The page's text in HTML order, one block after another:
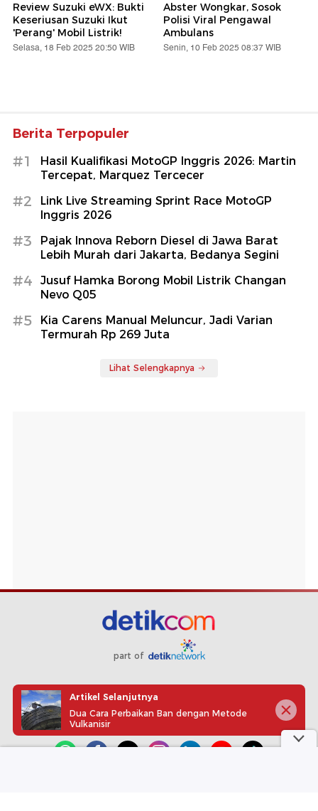
Review Suzuki eWX: Bukti
Keseriusan Suzuki Ikut
'Perang' Mobil Listrik!
Selasa, 18 Feb 2025 20:50 WIB
Abster Wongkar, Sosok
Polisi Viral Pengawal
Ambulans
Senin, 10 Feb 2025 08:37 WIB
Berita Terpopuler
#1
Hasil Kualifikasi MotoGP Inggris 2026: Martin
Tercepat, Marquez Tercecer
#2
Link Live Streaming Sprint Race MotoGP
Inggris 2026
#3
Pajak Innova Reborn Diesel di Jawa Barat
Lebih Murah dari Jakarta, Bedanya Segini
#4
Jusuf Hamka Borong Mobil Listrik Changan
Nevo Q05
#5
Kia Carens Manual Meluncur, Jadi Varian
Termurah Rp 269 Juta
Lihat Selengkapnya
part of
Redaksi Pedoman Media Siber Karir
Kotak Pos
Info Iklan
Privacy Policy Disclaimer
Artikel Selanjutnya
Dua Cara Perbaikan Ban dengan Metode
Vulkanisir